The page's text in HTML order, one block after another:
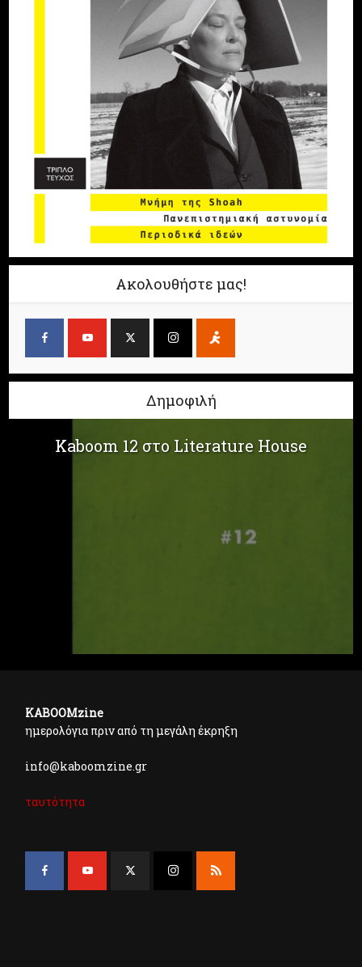
Ακολουθήστε μας!
Δημοφιλή
Kaboom 12 στο Literature House
KABOOMzine
ημερολόγια πριν από τη μεγάλη έκρηξη
info@kaboomzine.gr
ταυτότητα